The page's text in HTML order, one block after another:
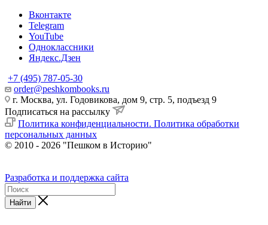
Вконтакте
Telegram
YouTube
Одноклассники
Яндекс.Дзен
+7 (495) 787-05-30
order@peshkombooks.ru
г. Москва, ул. Годовикова, дом 9, стр. 5, подъезд 9
Подписаться на рассылку
Политика конфиденциальности. Политика обработки
персональных данных
© 2010 - 2026 "Пешком в Историю"
Разработка и поддержка сайта
Найти